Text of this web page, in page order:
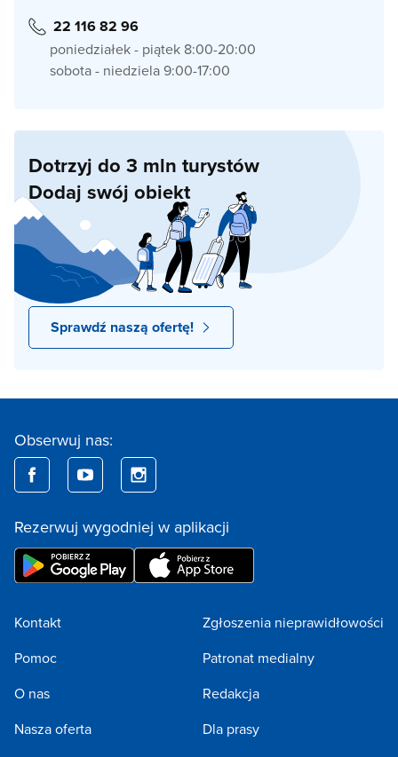
22 116 82 96
poniedziałek - piątek 8:00-20:00
sobota - niedziela 9:00-17:00
Dotrzyj do 3 mln turystów
Dodaj swój obiekt
Sprawdź naszą ofertę!
Obserwuj nas:
Rezerwuj wygodniej w aplikacji
Kontakt
Pomoc
O nas
Nasza oferta
Zgłoszenia nieprawidłowości
Patronat medialny
Redakcja
Dla prasy